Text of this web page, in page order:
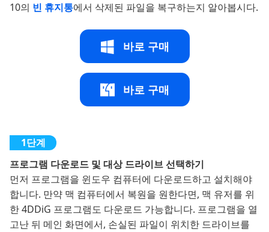
10의 빈 휴지통에서 삭제된 파일을 복구하는지 알아봅시다.
바로 구매
바로 구매
프로그램 다운로드 및 대상 드라이브 선택하기
먼저 프로그램을 윈도우 컴퓨터에 다운로드하고 설치해야
합니다. 만약 맥 컴퓨터에서 복원을 원한다면, 맥 유저를 위
한 4DDiG 프로그램도 다운로드 가능합니다. 프로그램을 열
고난 뒤 메인 화면에서, 손실된 파일이 위치한 드라이브를